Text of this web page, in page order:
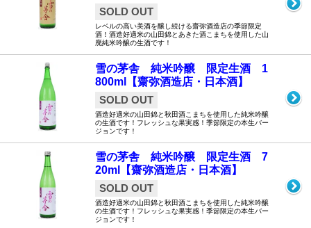
SOLD OUT
レベルの高い美酒を醸し続ける齋弥酒造店の季節限定
酒！酒造好適米の山田錦とあきた酒こまちを使用した山
廃純米吟醸の生酒です！
雪の茅舎 純米吟醸 限定生酒 1
800ml【齋弥酒造店・日本酒】
SOLD OUT
酒造好適米の山田錦と秋田酒こまちを使用した純米吟醸
の生酒です！フレッシュな果実感！季節限定の本生バー
ジョンです！
雪の茅舎 純米吟醸 限定生酒 7
20ml【齋弥酒造店・日本酒】
SOLD OUT
酒造好適米の山田錦と秋田酒こまちを使用した純米吟醸
の生酒です！フレッシュな果実感！季節限定の本生バー
ジョンです！